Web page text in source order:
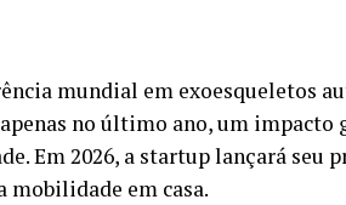
mundial em exoesqueletos
no último ano, um impacto
Em 2026, a startup lançará seu
mobilidade em casa.